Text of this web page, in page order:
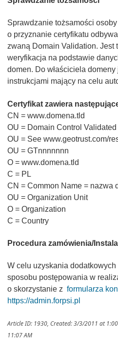
Sprawdzanie tożsamości
o przyznanie certyfikatu
zwaną Domain Validation. Jest
weryfikacja na podstawie
domen. Do właściciela domeny
instrukcjami mający na celu
Certyfikat zawiera
CN = www.domena.tld
OU = Domain Control
OU = See www.geotrust.com/
OU = GTnnnnnnn
O = www.domena.tld
C = PL
CN = Common Name = nazwa
OU = Organization Unit
O = Organization
C = Country
Procedura zamówienia/
W celu uzyskania
sposobu postępowania w
o skorzystanie z formularza
https://admin.forpsi.pl
Article ID: 1930 Created: 3/3/2011 at
11:07 AM